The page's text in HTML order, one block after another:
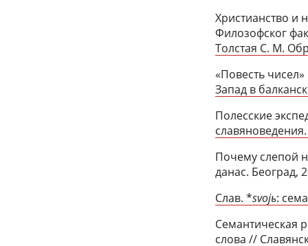
Христианство и
Филозофског
Толстая С. М.
«Повесть
Запад в
Полесские
Почему слепой
данас. Београд,
Слав. *svojь:
Семантическая
слова //